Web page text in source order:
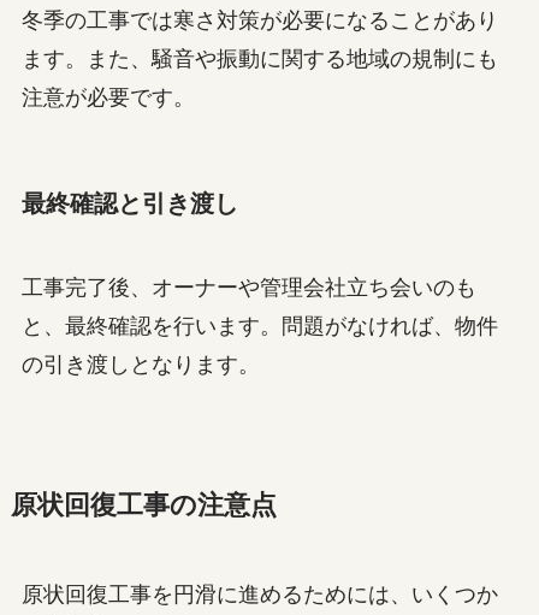
冬季の工事では寒さ対策が必要になることがあり
ます。また、騒音や振動に関する地域の規制にも
注意が必要です。
最終確認と引き渡し
工事完了後、オーナーや管理会社立ち会いのも
と、最終確認を行います。問題がなければ、物件
の引き渡しとなります。
原状回復工事の注意点
原状回復工事を円滑に進めるためには、いくつか